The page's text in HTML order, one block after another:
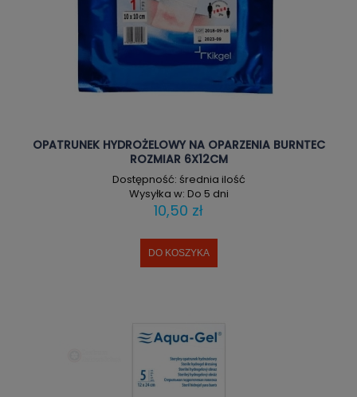
OPATRUNEK HYDROŻELOWY NA OPARZENIA BURNTEC
ROZMIAR 6X12CM
Dostępność: średnia ilość
Wysyłka w: Do 5 dni
10,50 zł
DO KOSZYKA